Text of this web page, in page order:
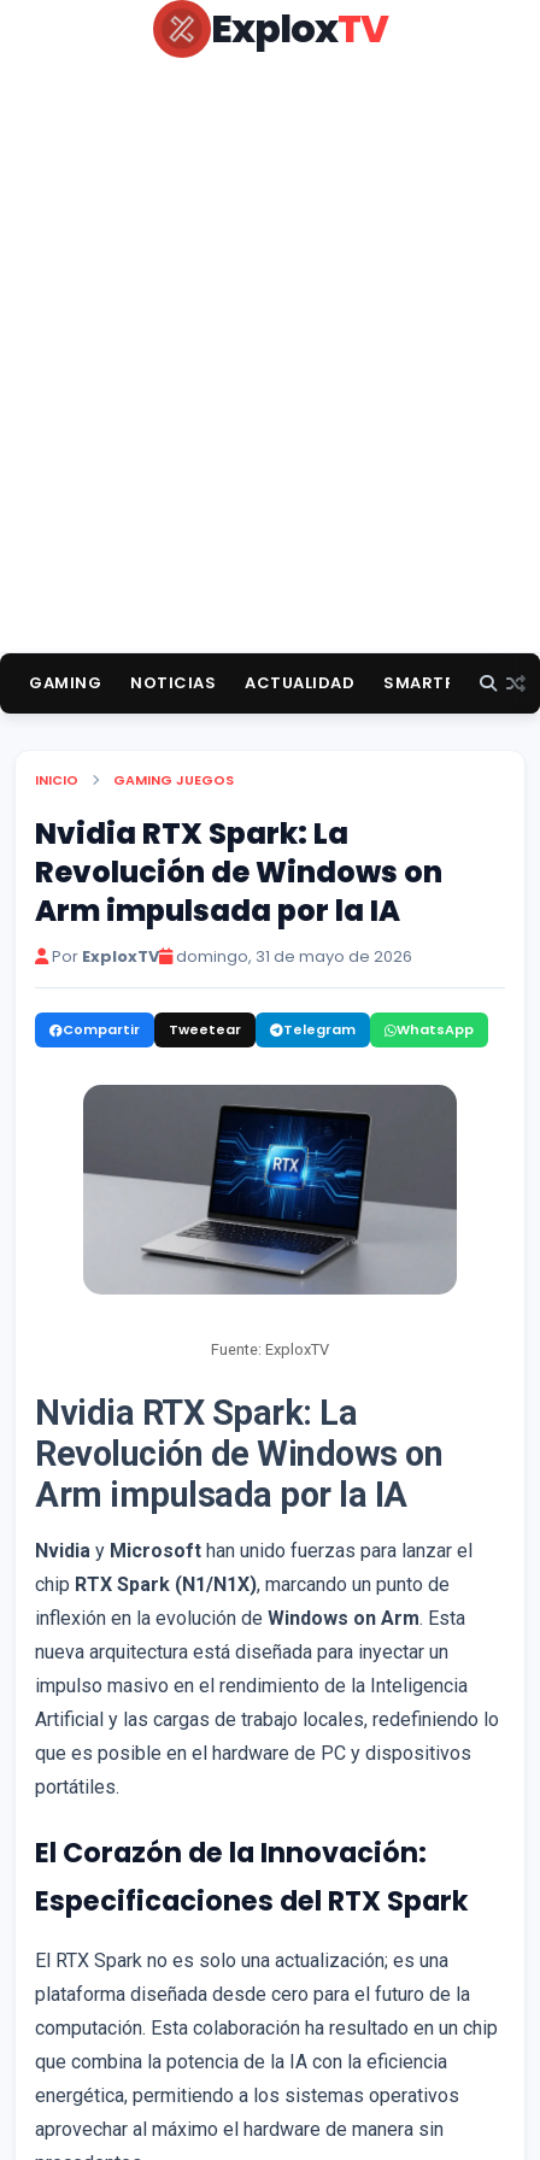
ExploxTV
GAMING NOTICIAS ACTUALIDAD SMARTPHONES
INICIO GAMING JUEGOS
Nvidia RTX Spark: La
Revolución de Windows on
Arm impulsada por la IA
Por ExploxTV domingo, 31 de mayo de 2026
Compartir Tweetear Telegram WhatsApp
Fuente: ExploxTV
Nvidia RTX Spark: La
Revolución de Windows on
Arm impulsada por la IA
Nvidia y Microsoft han unido fuerzas para lanzar el
chip RTX Spark (N1/N1X), marcando un punto de
inflexión en la evolución de Windows on Arm. Esta
nueva arquitectura está diseñada para inyectar un
impulso masivo en el rendimiento de la Inteligencia
Artificial y las cargas de trabajo locales, redefiniendo lo
que es posible en el hardware de PC y dispositivos
portátiles.
El Corazón de la Innovación:
Especificaciones del RTX Spark
El RTX Spark no es solo una actualización; es una
plataforma diseñada desde cero para el futuro de la
computación. Esta colaboración ha resultado en un chip
que combina la potencia de la IA con la eficiencia
energética, permitiendo a los sistemas operativos
aprovechar al máximo el hardware de manera sin